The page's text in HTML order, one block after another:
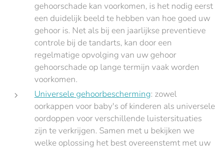
gehoorschade kan voorkomen, is het nodig eerst
een duidelijk beeld te hebben van hoe goed uw
gehoor is. Net als bij een jaarlijkse preventieve
controle bij de tandarts, kan door een
regelmatige opvolging van uw gehoor
gehoorschade op lange termijn vaak worden
voorkomen.
Universele gehoorbescherming: zowel
oorkappen voor baby's of kinderen als universele
oordoppen voor verschillende luistersituaties
zijn te verkrijgen. Samen met u bekijken we
welke oplossing het best overeenstemt met uw